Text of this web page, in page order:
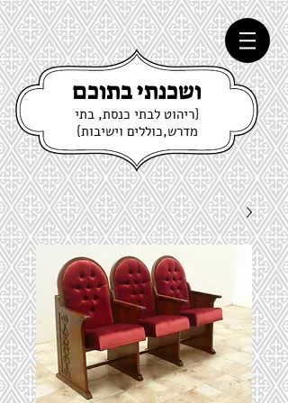
ושכנתי בתוכם
{ריהוט לבתי כנסת, בתי
מדרש,כוללים וישיבות}